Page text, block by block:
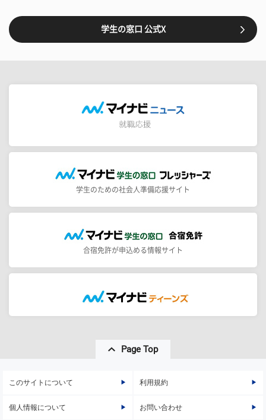
学生の窓口 公式X
学生のための社会人準備応援サイト
合宿免許が申込める情報サイト
Page Top
このサイトについて 利用規約
個人情報について お問い合わせ